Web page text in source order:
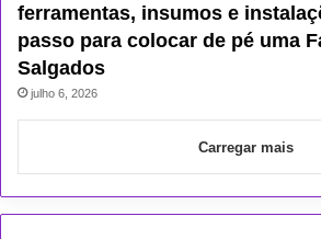
ferramentas, insumos e
passo para colocar de pé uma
Salgados
julho 6, 2026
Carregar mais